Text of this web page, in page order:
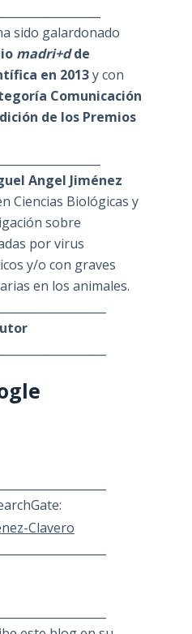
sido galardonado
madri+dde
en 2013y con
Comunicación
de los Premios
Angel Jiménez
Ciencias Biológicas y
sobre
por virus
y/o con graves
en los animales.